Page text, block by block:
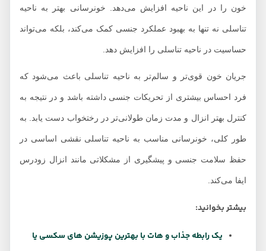
خون را در این ناحیه افزایش می‌دهد. خونرسانی بهتر به ناحیه
تناسلی نه تنها به بهبود عملکرد جنسی کمک می‌کند، بلکه می‌تواند
حساسیت در ناحیه تناسلی را افزایش دهد.
جریان خون قوی‌تر و سالم‌تر به ناحیه تناسلی باعث می‌شود که
فرد احساس بیشتری از تحریکات جنسی داشته باشد و در نتیجه به
کنترل بهتر انزال و مدت زمان طولانی‌تر در رختخواب دست یابد. به
طور کلی، خونرسانی مناسب به ناحیه تناسلی نقشی اساسی در
حفظ سلامت جنسی و پیشگیری از مشکلاتی مانند انزال زودرس
ایفا می‌کند.
بیشتر بخوانید:
یک رابطه جذاب و هات با بهترین پوزیشن های سکسی یا